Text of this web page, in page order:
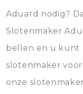
Aduard nodig?
Slotenmaker
bellen en u kunt
slotenmaker
onze